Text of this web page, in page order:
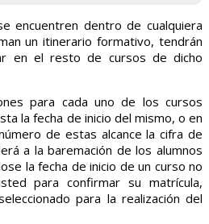
encuentren dentro de cualquiera
un itinerario formativo, tendrán
en el resto de cursos de dicho
para cada uno de los cursos
la fecha de inicio del mismo, o en
de estas alcance la cifra de
a la baremación de los alumnos
la fecha de inicio de un curso no
para confirmar su matrícula,
para la realización del